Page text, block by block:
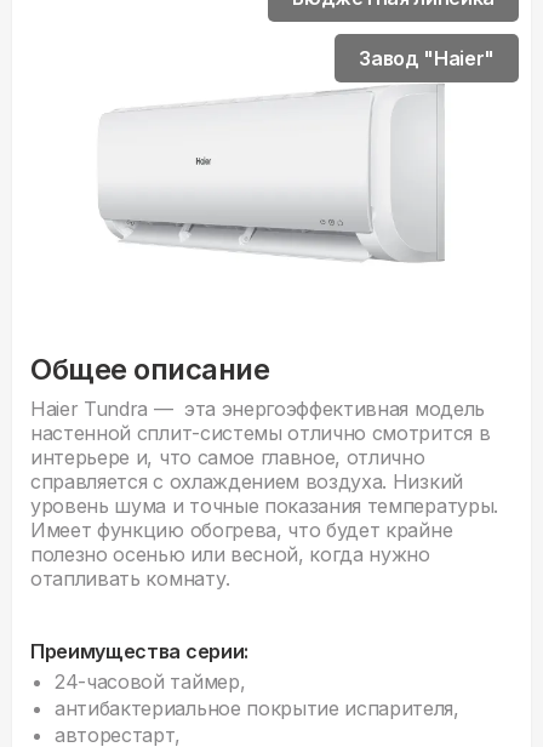
Общее описание
Haier Tundra — эта энергоэффективная модель
настенной сплит-системы отлично смотрится в
интерьере и, что самое главное, отлично
справляется с охлаждением воздуха. Низкий
уровень шума и точные показания температуры.
Имеет функцию обогрева, что будет крайне
полезно осенью или весной, когда нужно
отапливать комнату.
Преимущества серии:
24-часовой таймер,
антибактериальное покрытие испарителя,
авторестарт,
Завод "Haier"